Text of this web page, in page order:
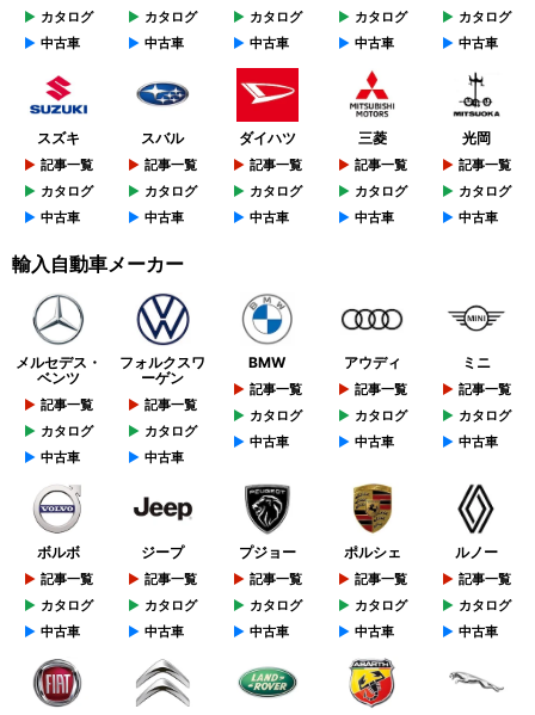
カタログ
中古車
カタログ
中古車
カタログ
中古車
カタログ
中古車
カタログ
中古車
スズキ
記事一覧
カタログ
中古車
スバル
記事一覧
カタログ
中古車
ダイハツ
記事一覧
カタログ
中古車
三菱
記事一覧
カタログ
中古車
光岡
記事一覧
カタログ
中古車
輸入自動車メーカー
メルセデス・
ベンツ
記事一覧
カタログ
中古車
フォルクスワ
ーゲン
記事一覧
カタログ
中古車
BMW
記事一覧
カタログ
中古車
アウディ
記事一覧
カタログ
中古車
ミニ
記事一覧
カタログ
中古車
ボルボ
記事一覧
カタログ
中古車
ジープ
記事一覧
カタログ
中古車
プジョー
記事一覧
カタログ
中古車
ポルシェ
記事一覧
カタログ
中古車
ルノー
記事一覧
カタログ
中古車